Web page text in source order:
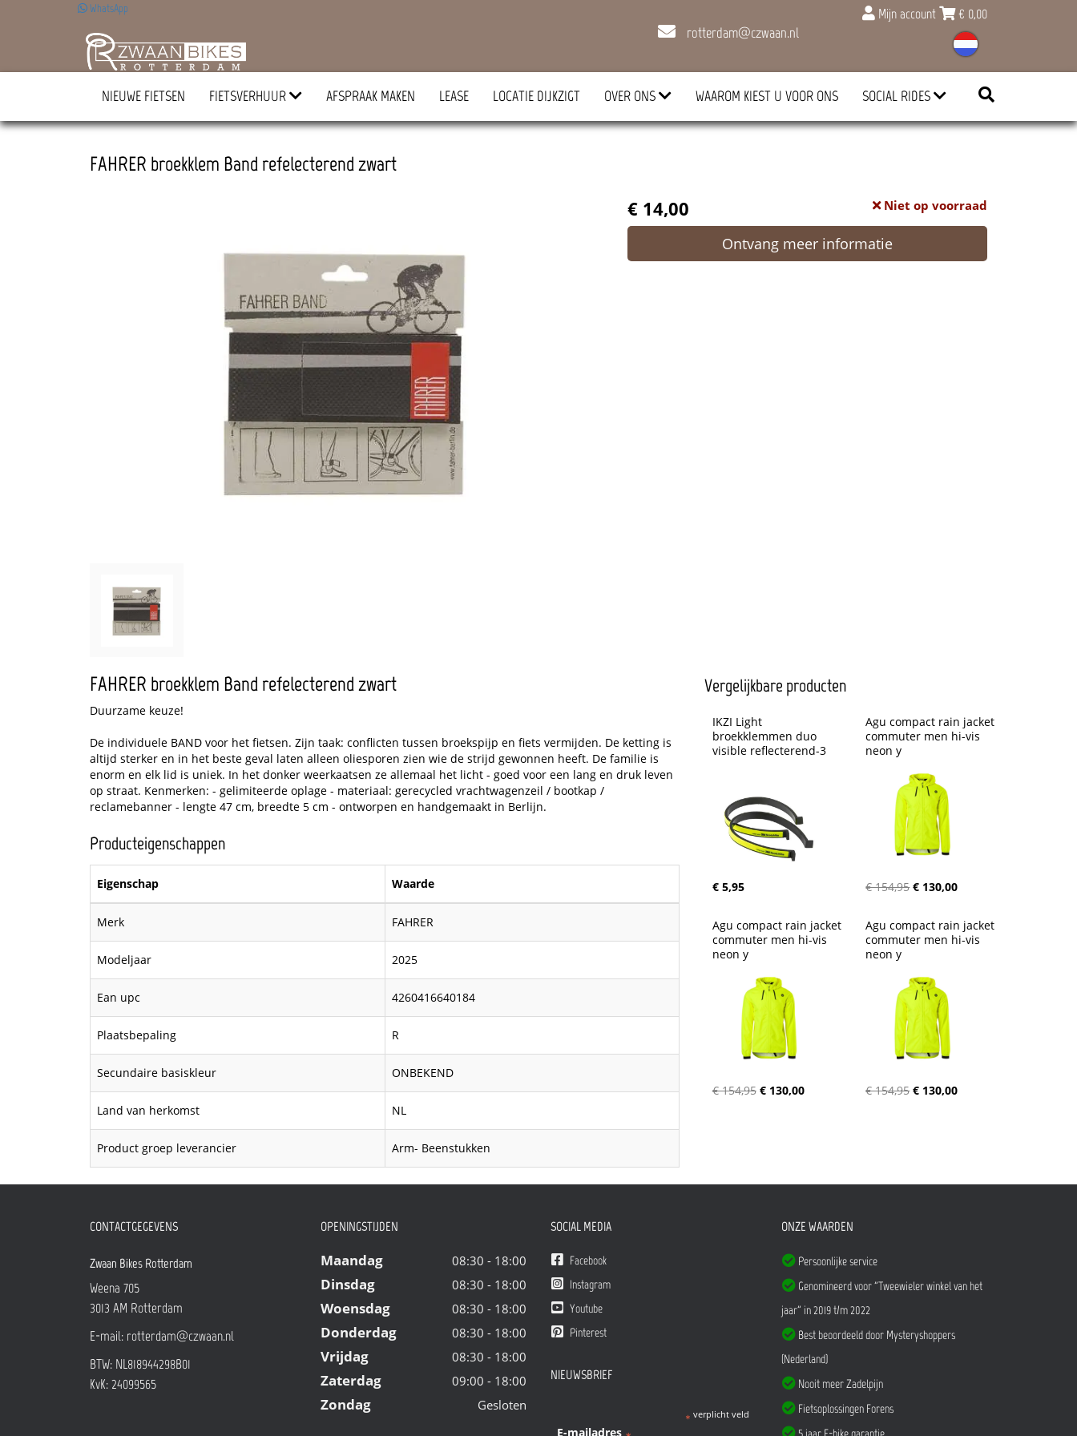
Mijn account € 0,00
rotterdam@czwaan.nl
WhatsApp
NIEUWE FIETSEN FIETSVERHUUR AFSPRAAK MAKEN LEASE LOCATIE DIJKZIGT OVER ONS WAAROM KIEST U VOOR ONS SOCIAL RIDES
FAHRER broekklem Band refelecterend zwart
€ 14,00
Niet op voorraad
Ontvang meer informatie
FAHRER broekklem Band refelecterend zwart
Duurzame keuze!
De individuele BAND voor het fietsen. Zijn taak: conflicten tussen broekspijp en fiets vermijden. De ketting is
altijd sterker en in het beste geval laten alleen oliesporen zien wie de strijd gewonnen heeft. De familie is
enorm en elk lid is uniek. In het donker weerkaatsen ze allemaal het licht - goed voor een lang en druk leven
op straat. Kenmerken: - gelimiteerde oplage - materiaal: gerecycled vrachtwagenzeil / bootkap /
reclamebanner - lengte 47 cm, breedte 5 cm - ontworpen en handgemaakt in Berlijn.
Producteigenschappen
Eigenschap Waarde
Merk FAHRER
Modeljaar 2025
Ean upc 4260416640184
Plaatsbepaling R
Secundaire basiskleur ONBEKEND
Land van herkomst NL
Product groep leverancier Arm- Beenstukken
Vergelijkbare producten
IKZI Light
broekklemmen duo
visible reflecterend-3
€ 5,95
Agu compact rain jacket
commuter men hi-vis
neon y
€ 154,95 € 130,00
Agu compact rain jacket
commuter men hi-vis
neon y
€ 154,95 € 130,00
Agu compact rain jacket
commuter men hi-vis
neon y
€ 154,95 € 130,00
CONTACTGEGEVENS
Zwaan Bikes Rotterdam
Weena 705
3013 AM Rotterdam
E-mail: rotterdam@czwaan.nl
BTW: NL818944298B01
KvK: 24099565
OPENINGSTIJDEN
Maandag 08:30 - 18:00
Dinsdag 08:30 - 18:00
Woensdag 08:30 - 18:00
Donderdag 08:30 - 18:00
Vrijdag 08:30 - 18:00
Zaterdag 09:00 - 18:00
Zondag Gesloten
SOCIAL MEDIA
Facebook
Instagram
Youtube
Pinterest
NIEUWSBRIEF
* verplicht veld
E-mailadres
ONZE WAARDEN
Persoonlijke service
Genomineerd voor "Tweewieler winkel van het
jaar" in 2019 t/m 2022
Best beoordeeld door Mysteryshoppers
(Nederland)
Nooit meer Zadelpijn
Fietsoplossingen Forens